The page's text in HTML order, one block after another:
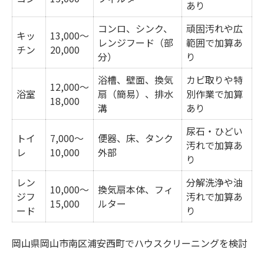
あり
キッ
チン
13,000〜
20,000
コンロ、シンク、
レンジフード（部
分）
頑固汚れや広
範囲で加算あ
り
浴室
12,000〜
18,000
浴槽、壁面、換気
扇（簡易）、排水
溝
カビ取りや特
別作業で加算
あり
トイ
レ
7,000〜
10,000
便器、床、タンク
外部
尿石・ひどい
汚れで加算あ
り
レン
ジフ
ード
10,000〜
15,000
換気扇本体、フィ
ルター
分解洗浄や油
汚れで加算あ
り
岡山県岡山市南区浦安西町でハウスクリーニングを検討